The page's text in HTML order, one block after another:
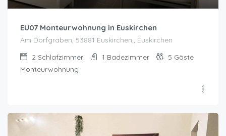
EU07 Monteurwohnung in Euskirchen
Am Dorfgraben, 53881 Euskirchen,, Euskirchen
2 Schlafzimmer 1 Badezimmer 5 Gäste
Monteurwohnung